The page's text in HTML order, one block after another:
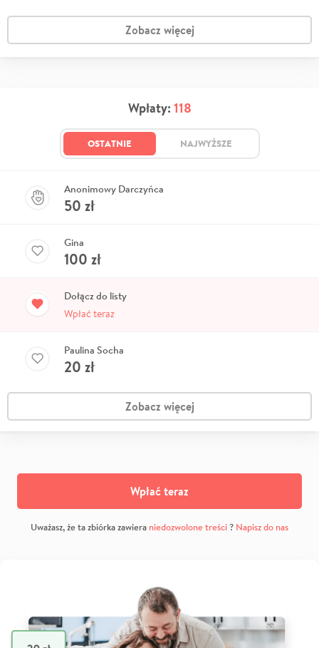
Zobacz więcej
Wpłaty: 118
OSTATNIE NAJWYŻSZE
Anonimowy Darczyńca
50 zł
Gina
100 zł
Dołącz do listy
Wpłać teraz
Paulina Socha
20 zł
Zobacz więcej
Wpłać teraz
Uważasz, że ta zbiórka zawiera niedozwolone treści? Napisz do nas